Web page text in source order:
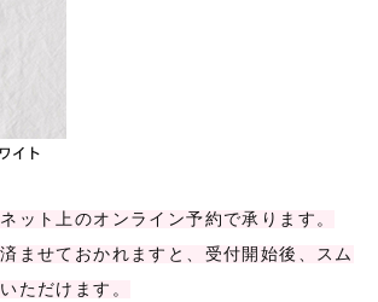
イト
ット上のオンライン予約で承ります。
ませておかれますと、受付開始後、スム
ただけます。